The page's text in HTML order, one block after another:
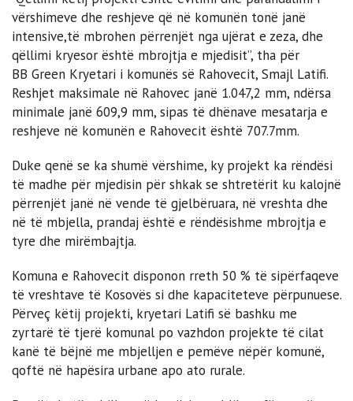
vërshimeve dhe reshjeve që në komunën tonë janë
intensive,të mbrohen përrenjët nga ujërat e zeza, dhe
qëllimi kryesor është mbrojtja e mjedisit”, tha për
BB Green Kryetari i komunës së Rahovecit, Smajl Latifi.
Reshjet maksimale në Rahovec janë 1.047,2 mm, ndërsa
minimale janë 609,9 mm, sipas të dhënave mesatarja e
reshjeve në komunën e Rahovecit është 707.7mm.
Duke qenë se ka shumë vërshime, ky projekt ka rëndësi
të madhe për mjedisin për shkak se shtretërit ku kalojnë
përrenjët janë në vende të gjelbëruara, në vreshta dhe
në të mbjella, prandaj është e rëndësishme mbrojtja e
tyre dhe mirëmbajtja.
Komuna e Rahovecit disponon rreth 50 % të sipërfaqeve
të vreshtave të Kosovës si dhe kapaciteteve përpunuese.
Përveç këtij projekti, kryetari Latifi së bashku me
zyrtarë të tjerë komunal po vazhdon projekte të cilat
kanë të bëjnë me mbjelljen e pemëve nëpër komunë,
qoftë në hapësira urbane apo ato rurale.